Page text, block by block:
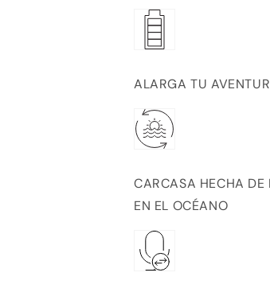
ALARGA TU
CARCASA HECHA DE
EN EL OCÉANO